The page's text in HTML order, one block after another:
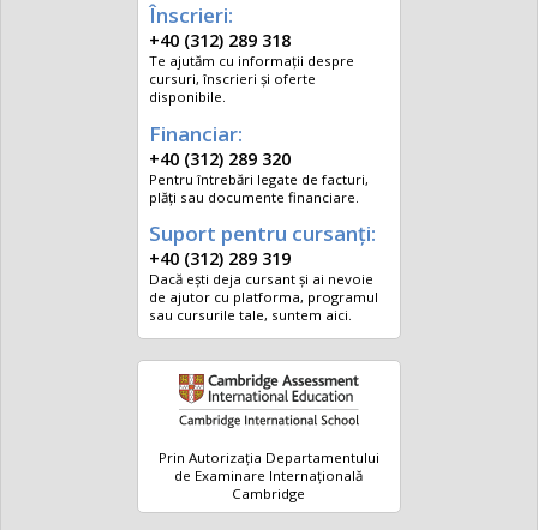
Înscrieri:
+40 (312) 289 318
Te ajutăm cu informații despre
cursuri, înscrieri și oferte
disponibile.
Financiar:
+40 (312) 289 320
Pentru întrebări legate de facturi,
plăți sau documente financiare.
Suport pentru cursanți:
+40 (312) 289 319
Dacă ești deja cursant și ai nevoie
de ajutor cu platforma, programul
sau cursurile tale, suntem aici.
Prin Autorizația Departamentului
de Examinare Internațională
Cambridge